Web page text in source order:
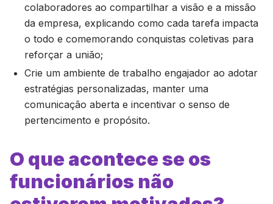
colaboradores ao compartilhar a visão e a missão
da empresa, explicando como cada tarefa impacta
o todo e comemorando conquistas coletivas para
reforçar a união;
Crie um ambiente de trabalho engajador ao adotar
estratégias personalizadas, manter uma
comunicação aberta e incentivar o senso de
pertencimento e propósito.
O que acontece se os
funcionários não